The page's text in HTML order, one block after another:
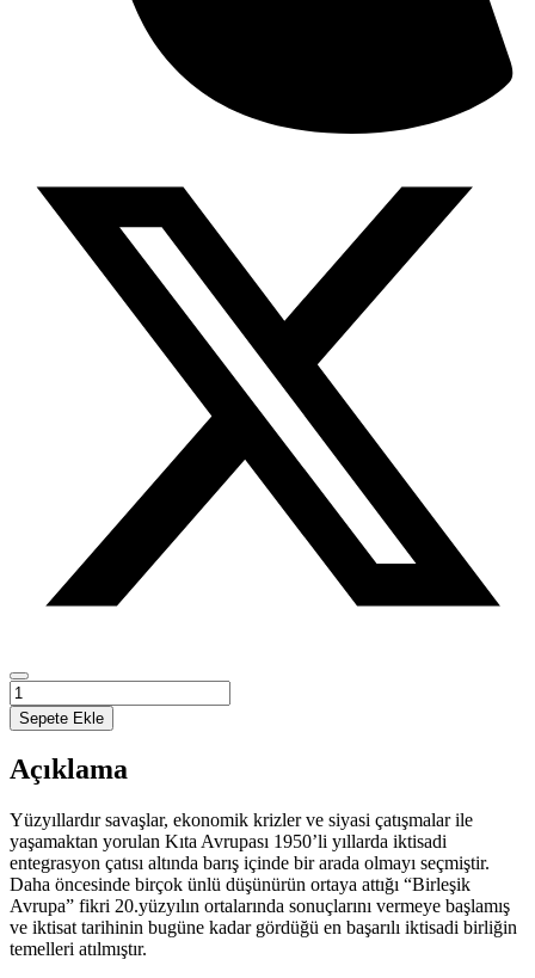
Avrupa
Birliği
Kuruluşu,
Organları
ve
Boyutu
adet
Sepete Ekle
Açıklama
Yüzyıllardır savaşlar, ekonomik krizler ve siyasi çatışmalar ile
yaşamaktan yorulan Kıta Avrupası 1950’li yıllarda iktisadi
entegrasyon çatısı altında barış içinde bir arada olmayı seçmiştir.
Daha öncesinde birçok ünlü düşünürün ortaya attığı “Birleşik
Avrupa” fikri 20.yüzyılın ortalarında sonuçlarını vermeye başlamış
ve iktisat tarihinin bugüne kadar gördüğü en başarılı iktisadi birliğin
temelleri atılmıştır.